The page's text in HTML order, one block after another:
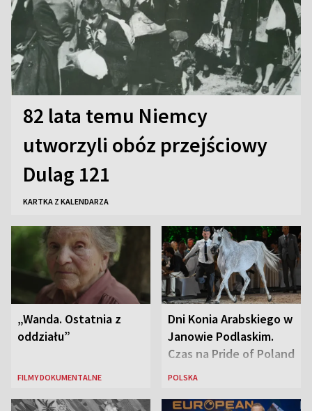
82 lata temu Niemcy
utworzyli obóz przejściowy
Dulag 121
KARTKA Z KALENDARZA
„Wanda. Ostatnia z
oddziału”
FILMY DOKUMENTALNE
Dni Konia Arabskiego w
Janowie Podlaskim.
Czas na Pride of Poland
POLSKA